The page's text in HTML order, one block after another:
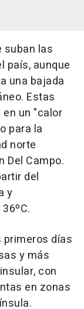
suban las
país, aunque
una bajada
Estas
un "calor
para la
norte
Del Campo.
del
y
primeros días
y más
con
en zonas